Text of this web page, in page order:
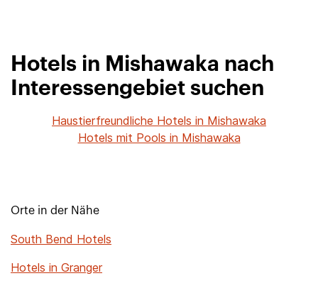
Hotels in Mishawaka nach
Interessengebiet suchen
Haustierfreundliche Hotels in Mishawaka
Hotels mit Pools in Mishawaka
Orte in der Nähe
South Bend Hotels
Hotels in Granger